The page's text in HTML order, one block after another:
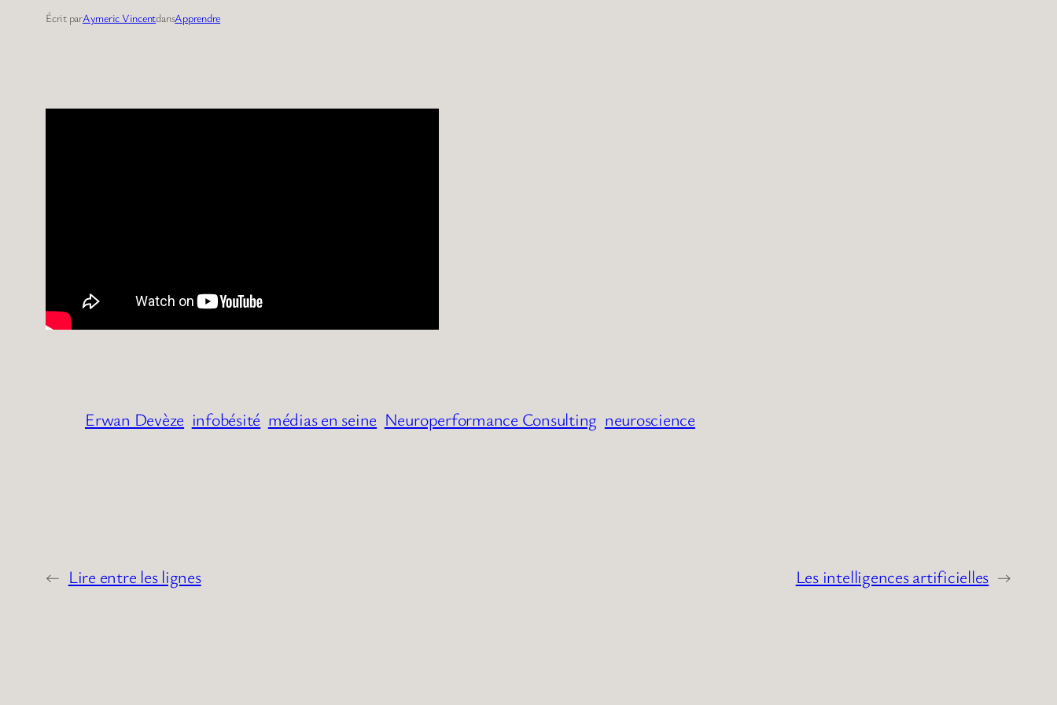
Écrit parAymeric VincentdansApprendre
Erwan Devèze infobésité médias en seine Neuroperformance Consulting neuroscience
← Lire entre les lignes Les intelligences artificielles →